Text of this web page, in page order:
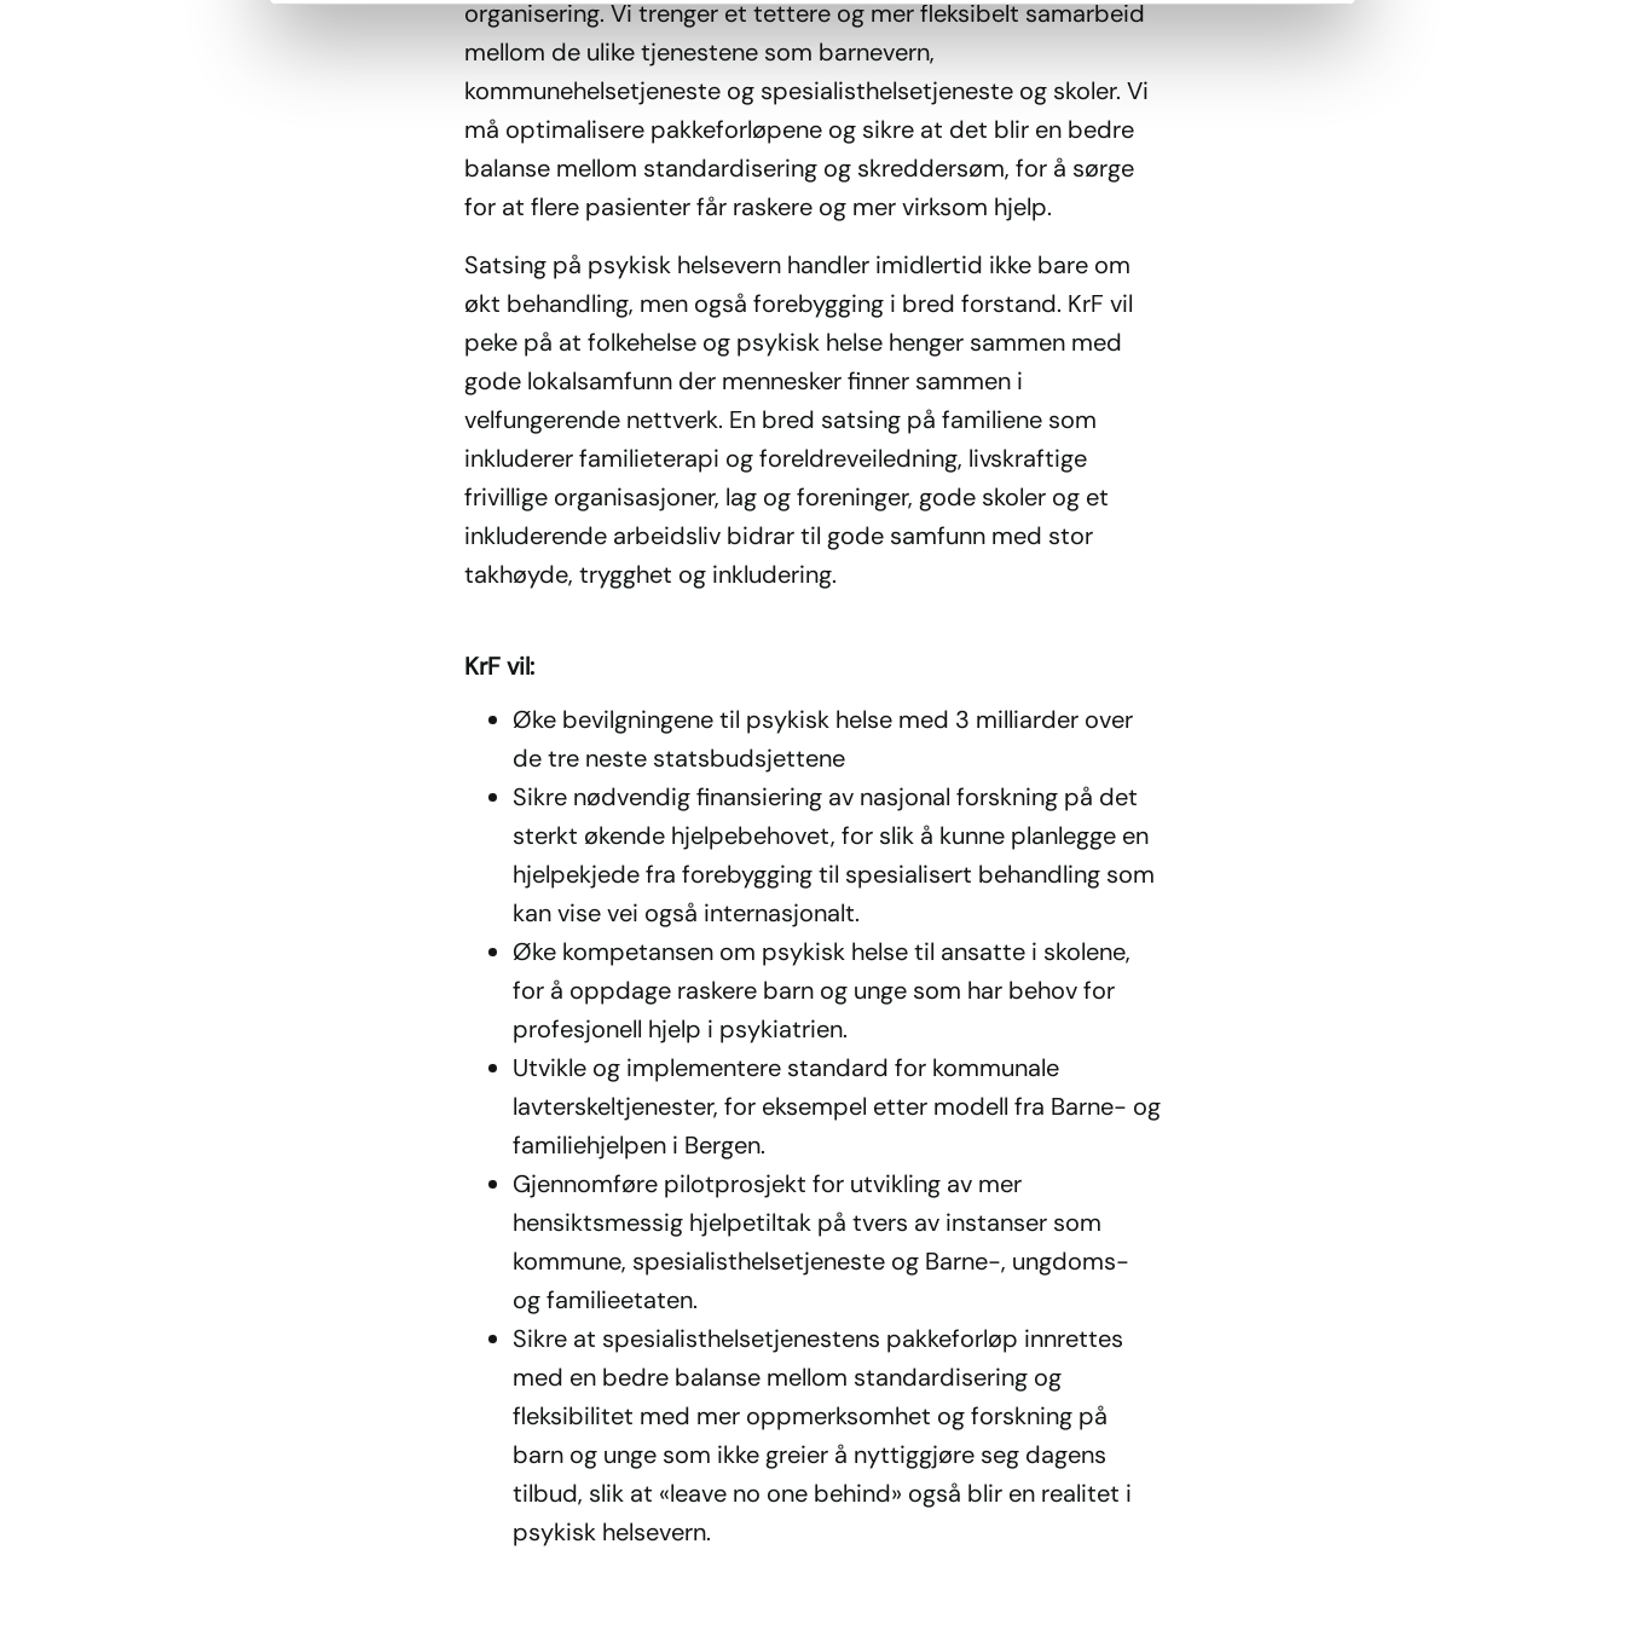
organisering. Vi trenger et tettere og mer fleksibelt samarbeid
mellom de ulike tjenestene som barnevern,
kommunehelsetjeneste og spesialisthelsetjeneste og skoler. Vi
må optimalisere pakkeforløpene og sikre at det blir en bedre
balanse mellom standardisering og skreddersøm, for å sørge
for at flere pasienter får raskere og mer virksom hjelp.
Satsing på psykisk helsevern handler imidlertid ikke bare om
økt behandling, men også forebygging i bred forstand. KrF vil
peke på at folkehelse og psykisk helse henger sammen med
gode lokalsamfunn der mennesker finner sammen i
velfungerende nettverk. En bred satsing på familiene som
inkluderer familieterapi og foreldreveiledning, livskraftige
frivillige organisasjoner, lag og foreninger, gode skoler og et
inkluderende arbeidsliv bidrar til gode samfunn med stor
takhøyde, trygghet og inkludering.
KrF vil:
Øke bevilgningene til psykisk helse med 3 milliarder over
de tre neste statsbudsjettene
Sikre nødvendig finansiering av nasjonal forskning på det
sterkt økende hjelpebehovet, for slik å kunne planlegge en
hjelpekjede fra forebygging til spesialisert behandling som
kan vise vei også internasjonalt.
Øke kompetansen om psykisk helse til ansatte i skolene,
for å oppdage raskere barn og unge som har behov for
profesjonell hjelp i psykiatrien.
Utvikle og implementere standard for kommunale
lavterskeltjenester, for eksempel etter modell fra Barne- og
familiehjelpen i Bergen.
Gjennomføre pilotprosjekt for utvikling av mer
hensiktsmessig hjelpetiltak på tvers av instanser som
kommune, spesialisthelsetjeneste og Barne-, ungdoms-
og familieetaten.
Sikre at spesialisthelsetjenestens pakkeforløp innrettes
med en bedre balanse mellom standardisering og
fleksibilitet med mer oppmerksomhet og forskning på
barn og unge som ikke greier å nyttiggjøre seg dagens
tilbud, slik at «leave no one behind» også blir en realitet i
psykisk helsevern.